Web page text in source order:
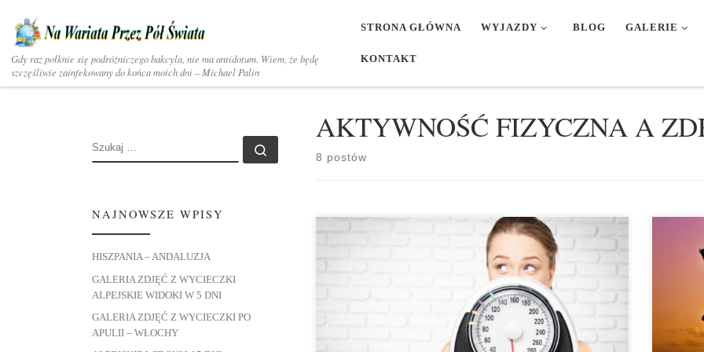
Skip to content
Gdy raz połknie się podróżniczego bakcyla, nie ma antidotum. Wiem, że będę
szczęśliwie zainfekowany do końca moich dni – Michael Palin
STRONA GŁÓWNA WYJAZDY BLOG GALERIE
KONTAKT
AKTYWNOŚĆ FIZYCZNA A
8 postów
JAKA JEST PRAWIDŁOWA MASA CIAŁA ? KIEDY
ROZPOZNAJEMY NADWAGĘ A KIEDY OTYŁOŚĆ ? JAK
OBNIŻYĆ MASĘ CIAŁA DIETĄ Pierwszym sposobem ustalenia
prawidłowej masy ciała jest obliczenie wskaźnika wagi według
wzoru; WZÓR; WAGA w kg WZROST w m 2 NORMA; 20
– 24.9 NADWAGA; 25 – 29.9 OTYŁOŚĆ; powyżej 30
wpływ
chwilę
SZUKAJ
NAJNOWSZE WPISY
HISZPANIA – ANDALUZJA
GALERIA ZDJĘĆ Z WYCIECZKI
ALPEJSKIE WIDOKI W 5 DNI
GALERIA ZDJĘĆ Z WYCIECZKI PO
APULII – WŁOCHY